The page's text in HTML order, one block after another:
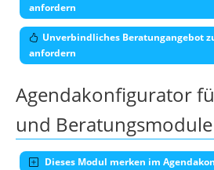
anfordern
Unverbindliches Beratungangebot
anfordern
Agendakonfigurator
und Beratungsmodule
Dieses Modul merken im